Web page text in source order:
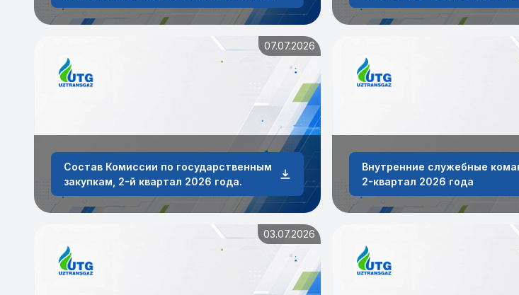
по работе с обращениями физических и
юридических лиц за январь-июнь 2026
07.07.2026
Состав Комиссии по государственным
закупкам, 2-й квартал 2026 года.
Внутренние служебные
2-квартал 2026 года
03.07.2026